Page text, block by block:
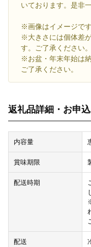
いております。是非
※画像はイメージです
※大きさには個体差
す。ご了承ください。
※お盆・年末年始は
ご了承ください。
返礼品詳細・お申
内容量
賞味期限
配送時期
配送